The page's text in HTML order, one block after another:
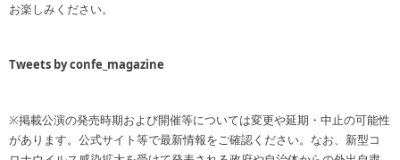
お楽しみください。
Tweets by confe_magazine
※掲載公演の発売時期および開催等については変更や延期・中止の可能性
があります。公式サイト等で最新情報をご確認ください。なお、新型コ